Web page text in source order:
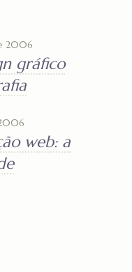
2006
gráfico
web: a